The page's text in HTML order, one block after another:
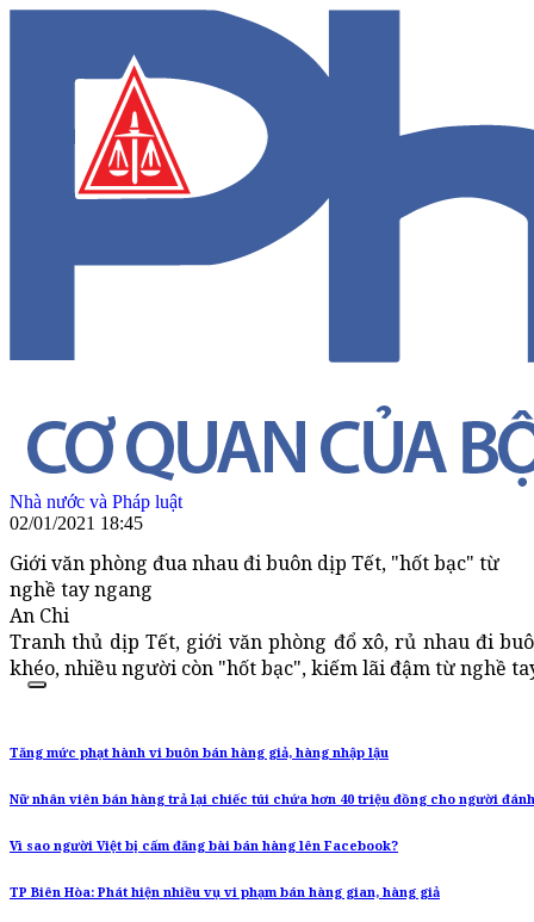
Nhà nước và Pháp luật
02/01/2021 18:45
Giới văn phòng đua nhau đi buôn dịp Tết, "hốt bạc" từ
nghề tay ngang
An Chi
Tranh thủ dịp Tết, giới văn phòng đổ xô, rủ nhau đi
khéo, nhiều người còn "hốt bạc", kiếm lãi đậm từ nghề
Tăng mức phạt hành vi buôn bán hàng giả, hàng nhập lậu
Nữ nhân viên bán hàng trả lại chiếc túi chứa hơn 40 triệu đồng cho người
Vì sao người Việt bị cấm đăng bài bán hàng lên Facebook?
TP Biên Hòa: Phát hiện nhiều vụ vi phạm bán hàng gian, hàng giả